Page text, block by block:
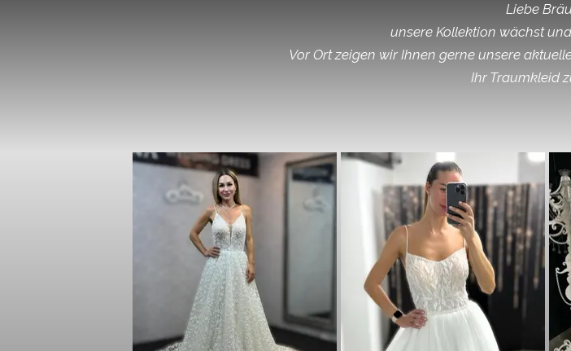
Liebe
unsere Kollektion wächst
Vor Ort zeigen wir Ihnen gerne unsere
Ihr Traumkleid